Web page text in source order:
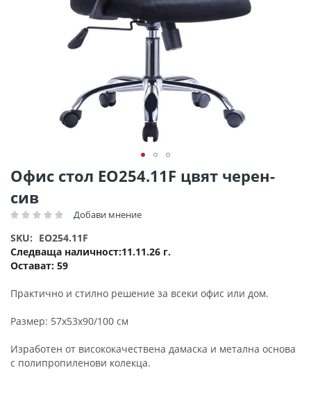
Офис стол ΕΟ254.11F цвят черен-
сив
Рейтинг: Добави мнение
Остават: 59
SKU
EO254.11F
Следваща наличност 11.11.26 г.
Практично и стилно решение за всеки офис или дом.
Размер: 57x53x90/100 см
Изработен от висококачествена дамаска и метална основа
с полипропиленови колекца.
Преминете
към
началото
на
със
снимки